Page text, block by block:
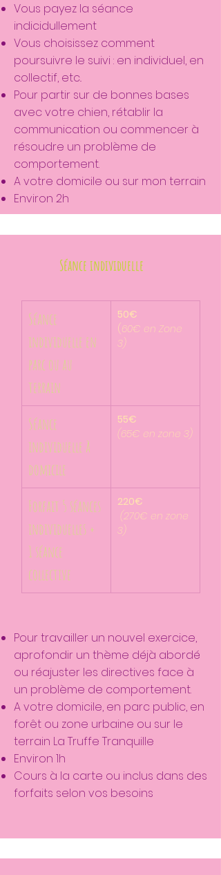
Vous payez la séance
indicidullement
Vous choisissez comment
poursuivre le suivi : en individuel, en
collectif, etc..
Pour partir sur de bonnes bases
avec votre chien, rétablir la
communication ou commencer à
résoudre un problème de
comportement.
A votre domicile ou sur mon terrain
Environ 2h
Séance individuelle
Séance
individuelle en
parc ou au
terrain
50€
(60€ en Zone
3)
Séance
individuelle à
domicile
55€
(65€ en zone 3)
Forfait 5 séances
individuelles +
1 séance
collective
220€
3)
Pour travailler un nouvel exercice,
aprofondir un thème déjà abordé
ou réajuster les directives face à
un problème de comportement.
A votre domicile, en parc public, en
forêt ou zone urbaine ou sur le
terrain La Truffe Tranquille
Environ 1h
Cours à la carte ou inclus dans des
forfaits selon vos besoins